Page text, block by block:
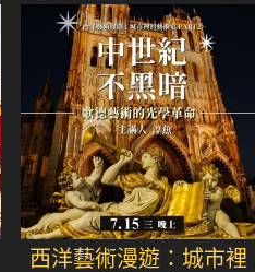
西洋藝術漫遊：城市裡